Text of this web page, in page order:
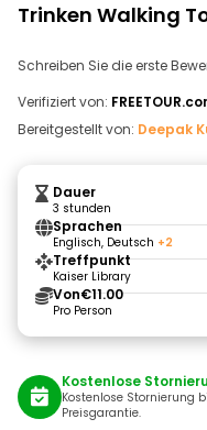
Trinken Walking
Schreiben Sie die erste
Verifiziert von:
Bereitgestellt von: Deepak
Dauer
3 stunden
Sprachen
Englisch, Deutsch +2
Treffpunkt
Kaiser Library
Von€11.00
Pro Person
Kostenlose
Kostenlose Stornierung
Preisgarantie.